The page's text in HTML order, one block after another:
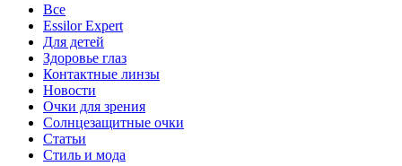
Все
Essilor Expert
Для детей
Здоровье глаз
Контактные линзы
Новости
Очки для зрения
Солнцезащитные очки
Статьи
Стиль и мода